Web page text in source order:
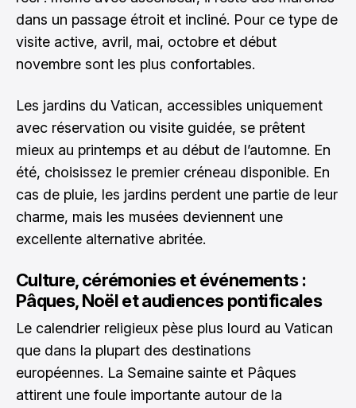
dans un passage étroit et incliné. Pour ce type de
visite active, avril, mai, octobre et début
novembre sont les plus confortables.
Les jardins du Vatican, accessibles uniquement
avec réservation ou visite guidée, se prêtent
mieux au printemps et au début de l’automne. En
été, choisissez le premier créneau disponible. En
cas de pluie, les jardins perdent une partie de leur
charme, mais les musées deviennent une
excellente alternative abritée.
Culture, cérémonies et événements :
Pâques, Noël et audiences pontificales
Le calendrier religieux pèse plus lourd au Vatican
que dans la plupart des destinations
européennes. La Semaine sainte et Pâques
attirent une foule importante autour de la